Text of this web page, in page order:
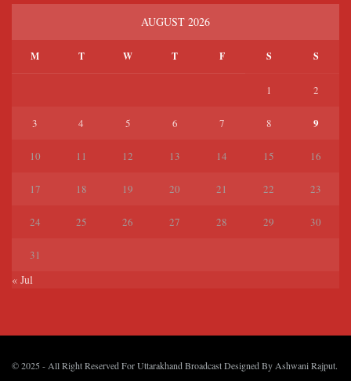
AUGUST 2026
M T W T F S S
1 2
3 4 5 6 7 8 9
10 11 12 13 14 15 16
17 18 19 20 21 22 23
24 25 26 27 28 29 30
31
« Jul
© 2025 - All Right Reserved For Uttarakhand Broadcast Designed By Ashwani Rajput.